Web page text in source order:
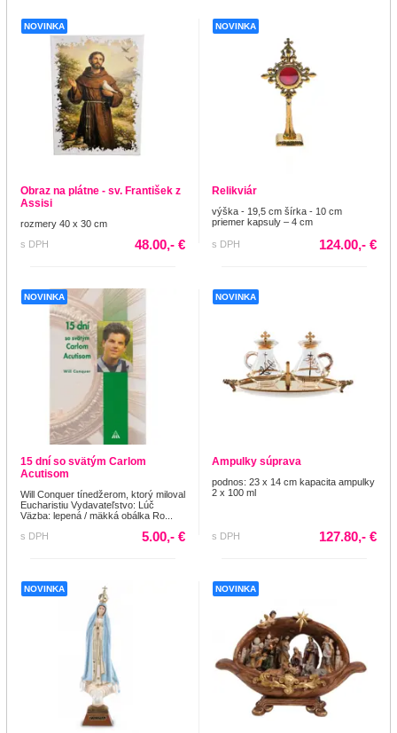
NOVINKA
Obraz na plátne - sv. František z
Assisi
rozmery 40 x 30 cm
s DPH
48.00,- €
NOVINKA
Relikviár
výška - 19,5 cm šírka - 10 cm
priemer kapsuly – 4 cm
s DPH 124.00,- €
NOVINKA
15 dní so svätým Carlom
Acutisom
Will Conquer tínedžerom, ktorý miloval
Eucharistiu Vydavateľstvo: Lúč
Väzba: lepená / mäkká obálka Ro...
s DPH
5.00,- €
NOVINKA
Ampulky súprava
podnos: 23 x 14 cm kapacita ampulky
2 x 100 ml
s DPH 127.80,- €
NOVINKA NOVINKA